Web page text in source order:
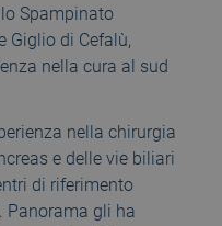
Spampinato
Giglio di Cefalù,
nella cura al sud
nella chirurgia
e delle vie biliari
di riferimento
Panorama gli ha